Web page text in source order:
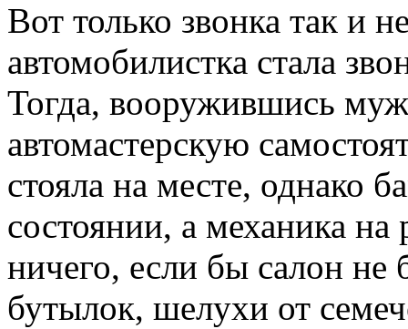
Вот только звонка так и
автомобилистка стала
Тогда, вооружившись
автомастерскую
стояла на месте, однако
состоянии, а механика
ничего, если бы салон
бутылок, шелухи от